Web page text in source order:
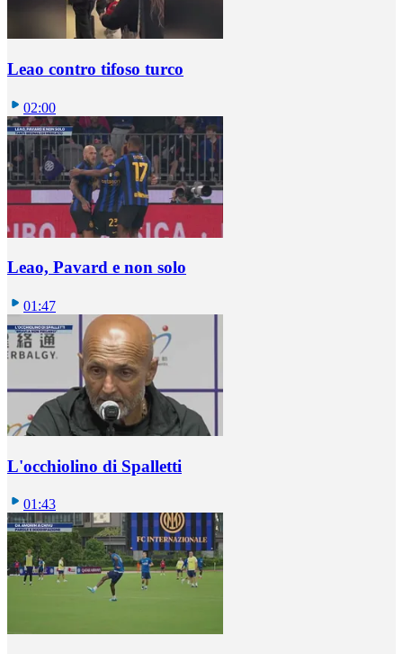
Leao contro tifoso turco
02:00
Leao, Pavard e non solo
01:47
L'occhiolino di Spalletti
01:43